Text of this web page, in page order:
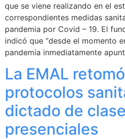
que se viene realizando en el
correspondientes medidas
pandemia por Covid – 19. El
indicó que “desde el momento
pandemia inmediatamente
La EMAL
protocolos
dictado de
presenciales